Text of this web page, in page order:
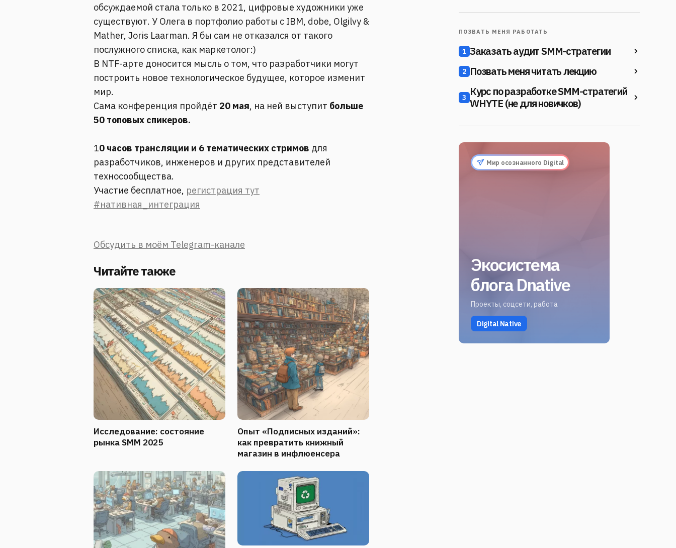
обсуждаемой стала только в 2021, цифровые художники уже
существуют. У Олега в портфолио работы с IBM, dobe, Olgilvy &
Mather, Joris Laarman. Я бы сам не отказался от такого
послужного списка, как маркетолог:)
В NTF-арте доносится мысль о том, что разработчики могут
построить новое технологическое будущее, которое изменит
мир.
Сама конференция пройдёт 20 мая, на ней выступит больше
50 топовых спикеров.
10 часов трансляции и 6 тематических стримов для
разработчиков, инженеров и других представителей
техносообщества.
Участие бесплатное, регистрация тут
#нативная_интеграция
Обсудить в моём Telegram-канале
Читайте также
Исследование: состояние
рынка SMM 2025
Опыт «Подписных изданий»:
как превратить книжный
магазин в инфлюенсера
ПОЗВАТЬ МЕНЯ РАБОТАТЬ
1 Заказать аудит SMM-стратегии
2 Позвать меня читать лекцию
3 Курс по разработке SMM-стратегий
WHYTE (не для новичков)
Мир осознанного Digital
Экосистема
блога Dnative
Проекты, соцсети, работа
Digital Native